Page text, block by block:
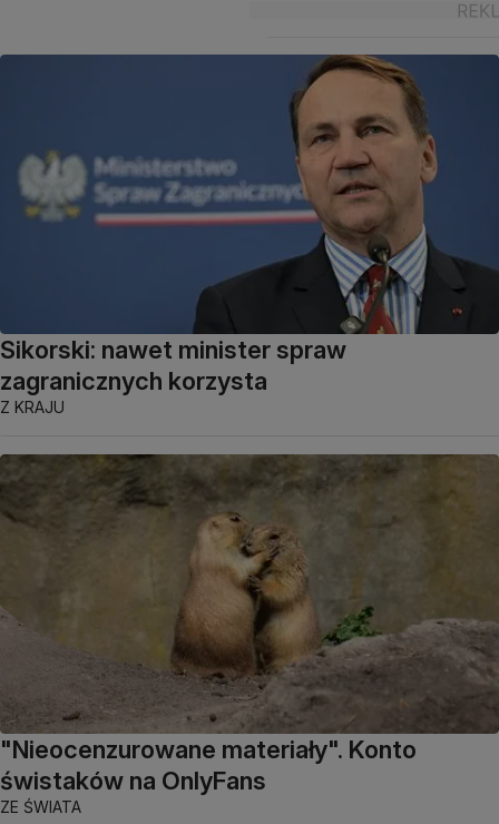
Sikorski: nawet minister spraw
zagranicznych korzysta
Z KRAJU
"Nieocenzurowane materiały". Konto
świstaków na OnlyFans
ZE ŚWIATA